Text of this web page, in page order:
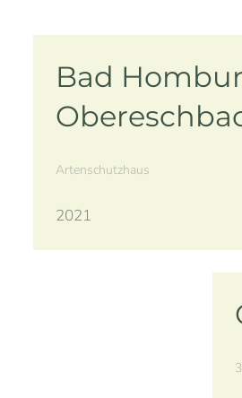
Bad
Artenschutzhaus
2021